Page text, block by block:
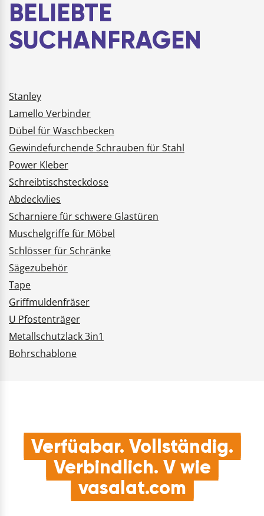
und Anreißspitzen …
BELIEBTE
SUCHANFRAGEN
Stanley
Lamello Verbinder
Dübel für Waschbecken
Gewindefurchende Schrauben für Stahl
Power Kleber
Schreibtischsteckdose
Abdeckvlies
Scharniere für schwere Glastüren
Muschelgriffe für Möbel
Schlösser für Schränke
Sägezubehör
Tape
Griffmuldenfräser
U Pfostenträger
Metallschutzlack 3in1
Bohrschablone
Verfügbar. Vollständig.
Verbindlich. V wie
vasalat.com